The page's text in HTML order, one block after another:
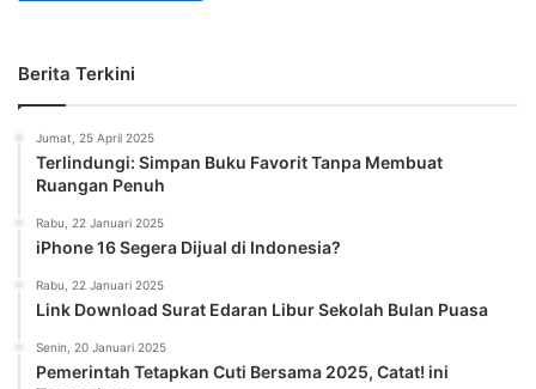
Berita Terkini
Jumat, 25 April 2025
Terlindungi: Simpan Buku Favorit Tanpa Membuat
Ruangan Penuh
Rabu, 22 Januari 2025
iPhone 16 Segera Dijual di Indonesia?
Rabu, 22 Januari 2025
Link Download Surat Edaran Libur Sekolah Bulan Puasa
Senin, 20 Januari 2025
Pemerintah Tetapkan Cuti Bersama 2025, Catat! ini